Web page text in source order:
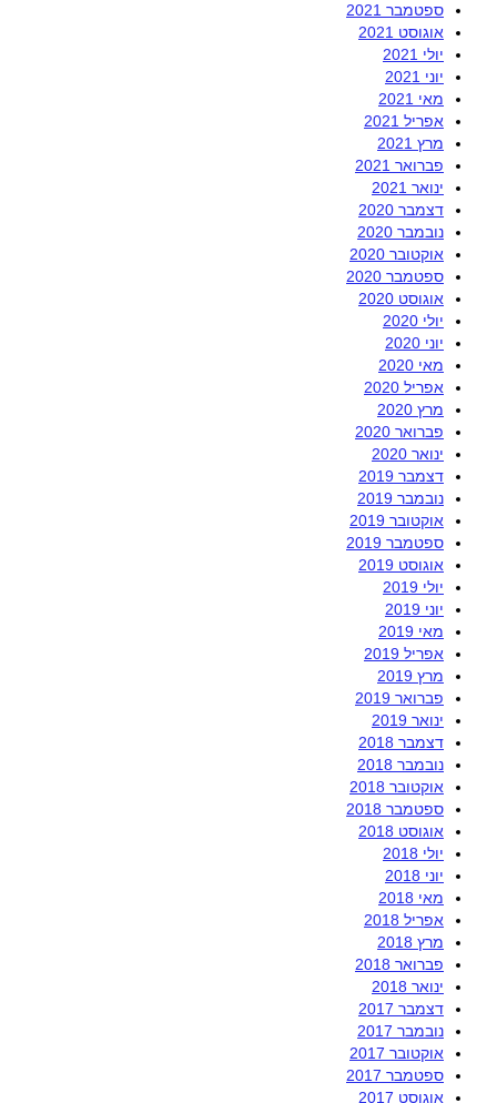
ספטמבר 2021
אוגוסט 2021
יולי 2021
יוני 2021
מאי 2021
אפריל 2021
מרץ 2021
פברואר 2021
ינואר 2021
דצמבר 2020
נובמבר 2020
אוקטובר 2020
ספטמבר 2020
אוגוסט 2020
יולי 2020
יוני 2020
מאי 2020
אפריל 2020
מרץ 2020
פברואר 2020
ינואר 2020
דצמבר 2019
נובמבר 2019
אוקטובר 2019
ספטמבר 2019
אוגוסט 2019
יולי 2019
יוני 2019
מאי 2019
אפריל 2019
מרץ 2019
פברואר 2019
ינואר 2019
דצמבר 2018
נובמבר 2018
אוקטובר 2018
ספטמבר 2018
אוגוסט 2018
יולי 2018
יוני 2018
מאי 2018
אפריל 2018
מרץ 2018
פברואר 2018
ינואר 2018
דצמבר 2017
נובמבר 2017
אוקטובר 2017
ספטמבר 2017
אוגוסט 2017